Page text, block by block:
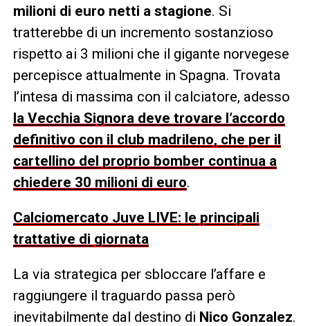
milioni di euro netti a stagione. Si
tratterebbe di un incremento sostanzioso
rispetto ai 3 milioni che il gigante norvegese
percepisce attualmente in Spagna. Trovata
l’intesa di massima con il calciatore, adesso
la Vecchia Signora deve trovare l’accordo
definitivo con il club madrileno, che per il
cartellino del proprio bomber continua a
chiedere 30 milioni di euro.
Calciomercato Juve LIVE: le principali
trattative di giornata
La via strategica per sbloccare l’affare e
raggiungere il traguardo passa però
inevitabilmente dal destino di Nico Gonzalez.